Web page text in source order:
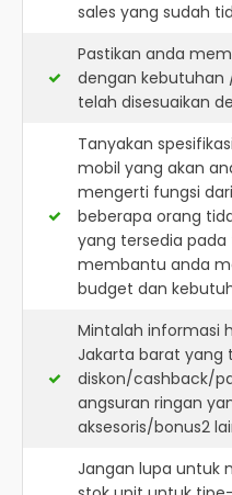
sales yang sudah
Pastikan anda
dengan kebutuhan
telah disesuaikan
Tanyakan
mobil yang akan
mengerti fungsi
beberapa orang
yang tersedia
membantu anda
budget dan
Mintalah informasi
Jakarta barat yang
diskon/cashback/
angsuran ringan
aksesoris/bonus2
Jangan lupa untuk